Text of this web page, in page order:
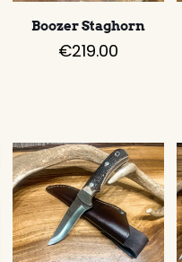
Boozer Staghorn
€219.00